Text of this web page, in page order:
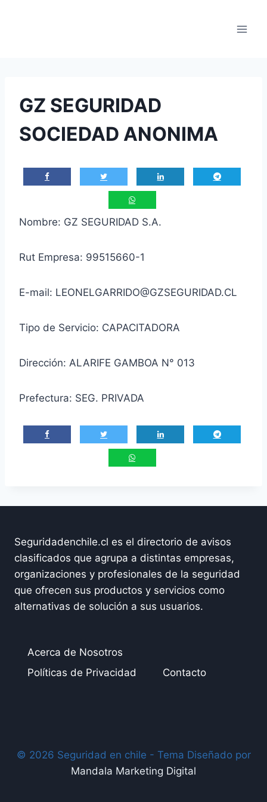
GZ SEGURIDAD
SOCIEDAD ANONIMA
Nombre: GZ SEGURIDAD S.A.
Rut Empresa: 99515660-1
E-mail: LEONELGARRIDO@GZSEGURIDAD.CL
Tipo de Servicio: CAPACITADORA
Dirección: ALARIFE GAMBOA N° 013
Prefectura: SEG. PRIVADA
Seguridadenchile.cl es el directorio de avisos
clasificados que agrupa a distintas empresas,
organizaciones y profesionales de la seguridad
que ofrecen sus productos y servicios como
alternativas de solución a sus usuarios.
Acerca de Nosotros
Políticas de Privacidad
Contacto
© 2026 Seguridad en chile - Tema Diseñado por
Mandala Marketing Digital